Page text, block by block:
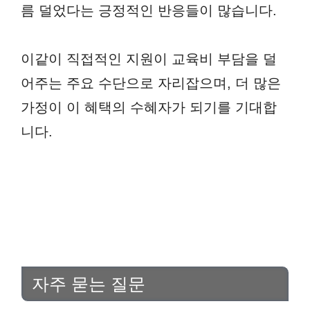
름 덜었다는 긍정적인 반응들이 많습니다.
이같이 직접적인 지원이 교육비 부담을 덜
어주는 주요 수단으로 자리잡으며, 더 많은
가정이 이 혜택의 수혜자가 되기를 기대합
니다.
자주 묻는 질문